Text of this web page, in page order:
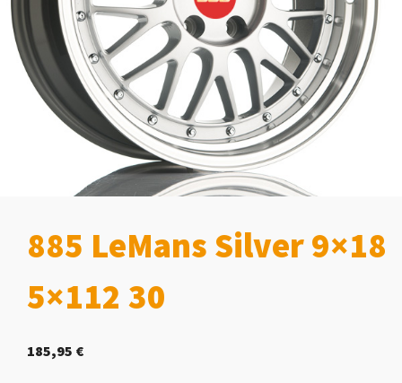
885 LeMans Silver 9×18
5×112 30
185,95 €